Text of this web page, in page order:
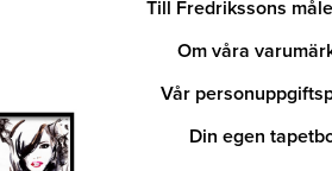
Till Fredrikssons
Om våra
Vår
Din egen